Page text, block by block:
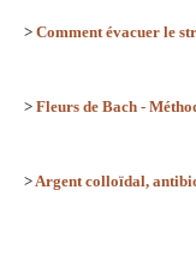
> Comment évacuer le
> Fleurs de Bach -
>Argent colloïdal,